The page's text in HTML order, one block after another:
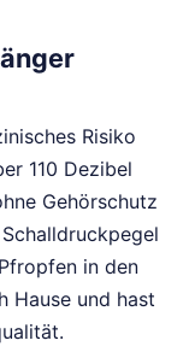
Risiko
110 Dezibel
Gehörschutz
in den
Hause und hast